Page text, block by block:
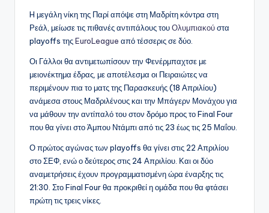
H μεγάλη νίκη της Παρί απόψε στη Μαδρίτη κόντρα στη
Ρεάλ, μείωσε τις πιθανές αντιπάλους τουΟλυμπιακούστα
playoffs τηςEuroLeague από τέσσερις σε δύο.
Οι Γάλλοι θα αντιμετωπίσουν την Φενέρμπαχτσε με
μειονέκτημα έδρας, με αποτέλεσμα οι Πειραιώτες να
περιμένουν πια το ματς της Παρασκευής (18 Απριλίου)
ανάμεσα στους Μαδριλένους και την Μπάγερν Μονάχου για
να μάθουν την αντίπαλό του στον δρόμο προς το Final Four
που θα γίνει στο Άμπου Ντάμπι από τις 23 έως τις 25 Μαΐου.
Ο πρώτος αγώνας των playoffs θα γίνει στις 22 Απριλίου
στο ΣΕΦ, ενώ ο δεύτερος στις 24 Απριλίου. Και οι δύο
αναμετρήσεις έχουν προγραμματισμένη ώρα έναρξης τις
21:30. Στο Final Four θα προκριθεί η ομάδα που θα φτάσει
πρώτη τις τρεις νίκες.